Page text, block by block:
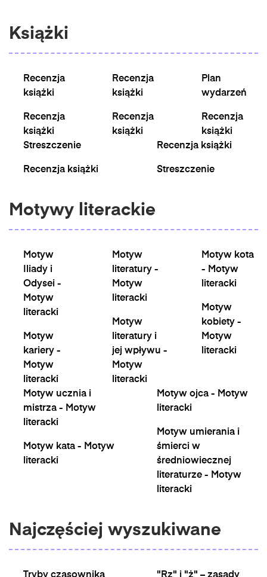
Książki
Recenzja
książki
Recenzja
książki
Recenzja
książki
Recenzja
książki
Plan
wydarzeń
Recenzja
książki
Streszczenie
Recenzja książki
Recenzja książki
Streszczenie
Motywy literackie
Motyw
Iliady i
Odysei -
Motyw
literacki
Motyw
kariery -
Motyw
literacki
Motyw
literatury -
Motyw
literacki
Motyw
literatury i
jej wpływu -
Motyw
literacki
Motyw kota
- Motyw
literacki
Motyw
kobiety -
Motyw
literacki
Motyw ucznia i
mistrza - Motyw
literacki
Motyw kata - Motyw
literacki
Motyw ojca - Motyw
literacki
Motyw umierania i
śmierci w
średniowiecznej
literaturze - Motyw
literacki
Najczęściej wyszukiwane